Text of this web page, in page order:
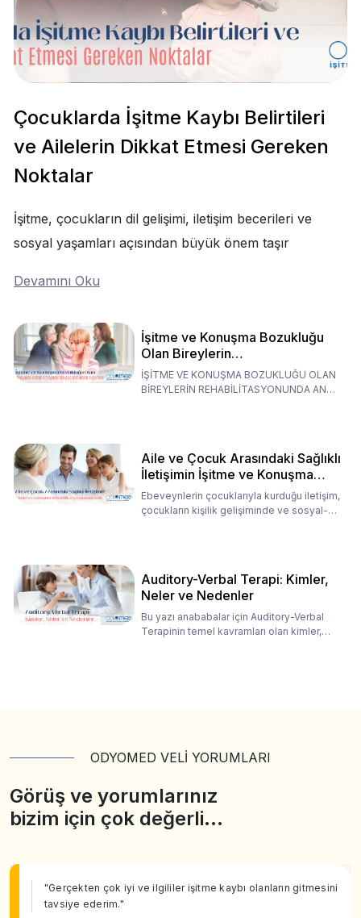
Çocuklarda İşitme Kaybı Belirtileri
ve Ailelerin Dikkat Etmesi Gereken
Noktalar
İşitme, çocukların dil gelişimi, iletişim becerileri ve
sosyal yaşamları açısından büyük önem taşır
Devamını Oku
İşitme ve Konuşma Bozukluğu
Olan Bireylerin
Rehabilitasyonunda Ana
Babaların Tutumları
İŞİTME VE KONUŞMA BOZUKLUĞU OLAN
BİREYLERİN REHABİLİTASYONUNDA ANA
Aile ve Çocuk Arasındaki Sağlıklı
İletişimin İşitme ve Konuşma
Rehabilitasyonundaki Rolü
Ebeveynlerin çocuklarıyla kurduğu iletişim,
çocukların kişilik gelişiminde ve sosyal-
Auditory-Verbal Terapi: Kimler,
Neler ve Nedenler
Bu yazı anababalar için Auditory-Verbal
Terapinin temel kavramları olan kimler,
ODYOMED VELİ YORUMLARI
Görüş ve yorumlarınız
bizim için çok değerli…
"Gerçekten çok iyi ve ilgililer işitme kaybı olanların gitmesini
tavsiye ederim."